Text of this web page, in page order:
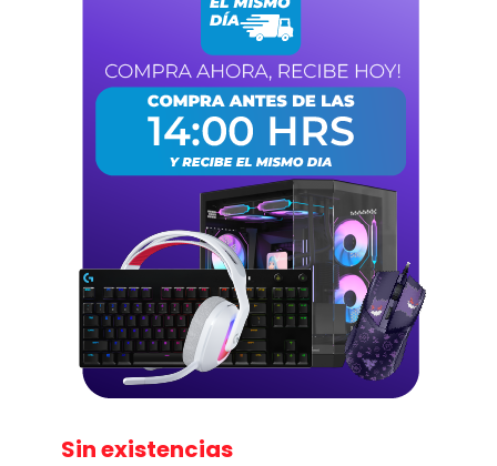
Sin existencias